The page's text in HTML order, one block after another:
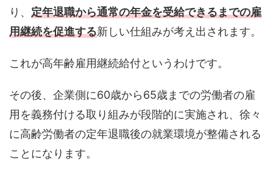
り、 定年退職から通常の年金を受給できるまでの雇
用継続を促進する新しい仕組みが考え出されます。
これが高年齢雇用継続給付というわけです。
その後、企業側に60歳から65歳までの労働者の雇
用を義務付ける取り組みが段階的に実施され、徐々
に高齢労働者の定年退職後の就業環境が整備される
ことになります。